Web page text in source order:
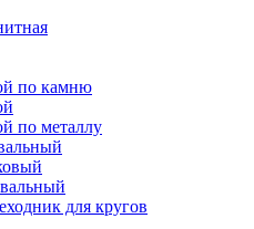
по камню
по металлу
для кругов